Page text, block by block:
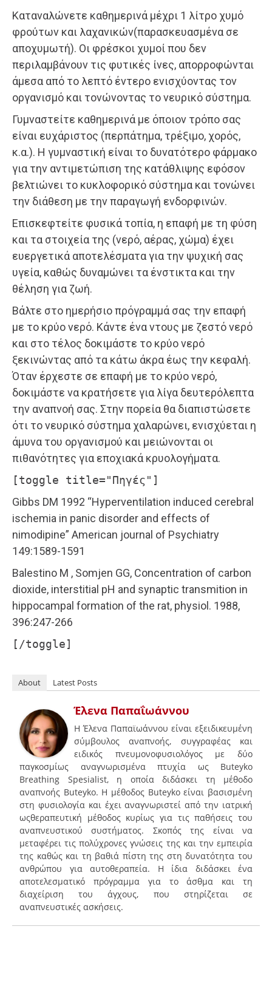
Καταναλώνετε καθημερινά μέχρι 1 λίτρο χυμό
φρούτων και λαχανικών(παρασκευασμένα σε
αποχυμωτή). Οι φρέσκοι χυμοί που δεν
περιλαμβάνουν τις φυτικές ίνες, απορροφώνται
άμεσα από το λεπτό έντερο ενισχύοντας τον
οργανισμό και τονώνοντας το νευρικό σύστημα.
Γυμναστείτε καθημερινά με όποιον τρόπο σας
είναι ευχάριστος (περπάτημα, τρέξιμο, χορός,
κ.α.). Η γυμναστική είναι το δυνατότερο φάρμακο
για την αντιμετώπιση της κατάθλιψης εφόσον
βελτιώνει το κυκλοφορικό σύστημα και τονώνει
την διάθεση με την παραγωγή ενδορφινών.
Επισκεφτείτε φυσικά τοπία, η επαφή με τη φύση
και τα στοιχεία της (νερό, αέρας, χώμα) έχει
ευεργετικά αποτελέσματα για την ψυχική σας
υγεία, καθώς δυναμώνει τα ένστικτα και την
θέληση για ζωή.
Βάλτε στο ημερήσιο πρόγραμμά σας την επαφή
με το κρύο νερό. Κάντε ένα ντους με ζεστό νερό
και στο τέλος δοκιμάστε το κρύο νερό
ξεκινώντας από τα κάτω άκρα έως την κεφαλή.
Όταν έρχεστε σε επαφή με το κρύο νερό,
δοκιμάστε να κρατήσετε για λίγα δευτερόλεπτα
την αναπνοή σας. Στην πορεία θα διαπιστώσετε
ότι το νευρικό σύστημα χαλαρώνει, ενισχύεται η
άμυνα του οργανισμού και μειώνονται οι
πιθανότητες για εποχιακά κρυολογήματα.
[toggle title="Πηγές"]
Gibbs DM 1992 “Hyperventilation induced cerebral
ischemia in panic disorder and effects of
nimodipine” American journal of Psychiatry
149:1589-1591
Balestino M , Somjen GG, Concentration of carbon
dioxide, interstitial pH and synaptic transmition in
hippocampal formation of the rat, physiol. 1988,
396:247-266
[/toggle]
About Latest Posts
Έλενα Παπαΐωάννου
Η Έλενα Παπαϊωάννου είναι εξειδικευμένη
σύμβουλος αναπνοής, συγγραφέας και
ειδικός πνευμονοφυσιολόγος με δύο
παγκοσμίως αναγνωρισμένα πτυχία ως Buteyko
Breathing Spesialist, η οποία διδάσκει τη μέθοδο
αναπνοής Buteyko. Η μέθοδος Buteyko είναι βασισμένη
στη φυσιολογία και έχει αναγνωριστεί από την ιατρική
ωςθεραπευτική μέθοδος κυρίως για τις παθήσεις του
αναπνευστικού συστήματος. Σκοπός της είναι να
μεταφέρει τις πολύχρονες γνώσεις της και την εμπειρία
της καθώς και τη βαθιά πίστη της στη δυνατότητα του
ανθρώπου για αυτοθεραπεία. Η ίδια διδάσκει ένα
αποτελεσματικό πρόγραμμα για το άσθμα και τη
διαχείριση του άγχους, που στηρίζεται σε
αναπνευστικές ασκήσεις.